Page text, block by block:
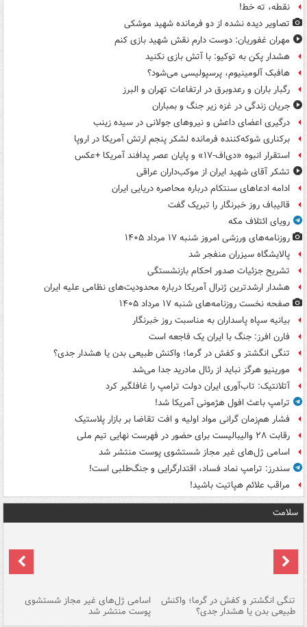
نقطه، ته خط!
تصاویر دیده‌ نشده از دو فرمانده شهید موشکی
مهران غفوریان: دوست دارم نقش شهید بازی کنم
هشدار پکن به توکیو: با آتش بازی نکنید
هافبک آلومینیوم، پرسپولیسی می‌شود؟
رگبار باران و رعدوبرق در ارتفاعات تهران و البرز
جریان زندگی در غزه زیر جنگ و بمباران
درگیری اعضای داعش و نیروهای جولانی در سیده زینب
برکناری شوکه‌کننده فرمانده لشکر پنجم ارتش آمریکا در اروپا
استقرار انبوه «دی‌اف‑۱۷» و پایان عصر پدافند آمریکا +عکس
تشکر آقای شهید ایران از موکب‌داران عراقی
ادامه ادعاهای سنتکام درباره محاصره دریایی ایران
قالیباف روز خبرنگار را تبریک گفت
رویای ائتلاف مکه
روزنامه‌های ورزشی امروز ‌شنبه ۱۷ مرداد ۱۴۰۵
پالایشگاه سیزران منفجر شد
تشریح جزئیات صدور احکام بازنشستگی
هشدار ارشدترین ژنرال آمریکا درباره محدودیت‌های نظامی علیه ایران
صفحه نخست روزنامه‌های شنبه ۱۷ مرداد ۱۴۰۵
بیانیه سپاه پاسداران به مناسبت روز خبرنگار
فارن افرز: جنگ با ایران یک فاجعه است
تنگی انگشتر و کفش در گرما؛ واکنش طبیعی بدن یا هشدار جدی؟
مورینیو هرگز نباید از رئال مادرید جدا می‌شد
آتلانتیک: تاب‌آوری ایران دولت ترامپ را غافلگیر کرد
ترامپ باعث افول هژمونی آمریکا شد!
فشار هم‌زمان گرانی مواد اولیه و افت تقاضا بر بازار پلاستیک
رقابت ۲۸ والیبالیست برای حضور در فهرست نهایی تیم ملی
اسامی ژل‌های غیر مجاز شستشوی پوست منتشر شد
سندرز: ترامپ نماد فساد، اقتدارگرایی و جنگ‌طلبی است!
مراقب علائم هپاتیت باشید!
سلامت
تنگی انگشتر و کفش در گرما؛ واکنش
طبیعی بدن یا هشدار جدی؟
اسامی ژل‌های غیر مجاز شستشوی
پوست منتشر شد